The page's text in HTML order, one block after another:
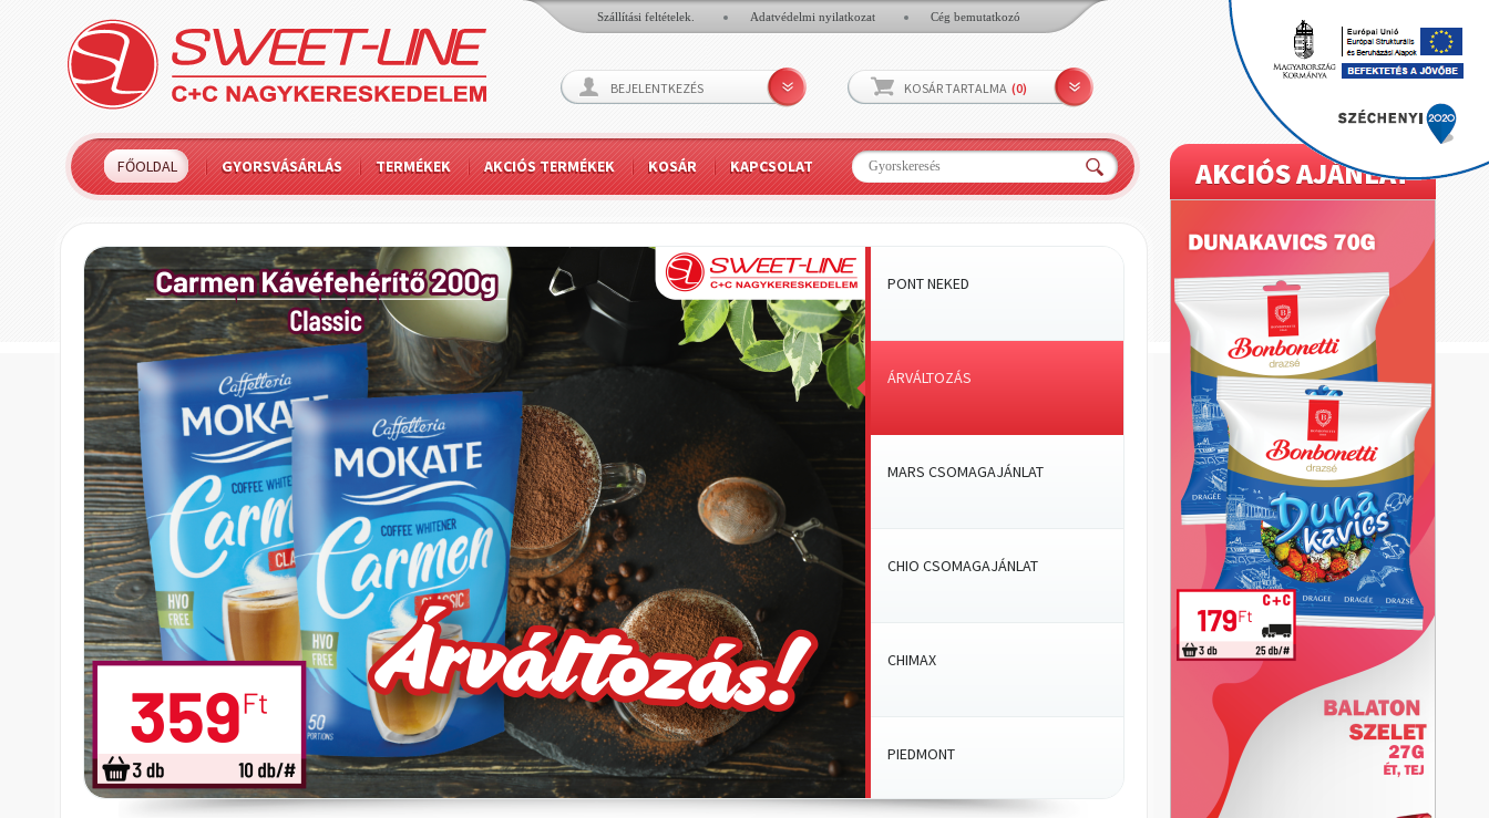
Szállítási feltételek. Adatvédelmi nyilatkozat Cég bemutatkozó
BEJELENTKEZÉS KOSÁR TARTALMA (0)
FŐOLDAL GYORSVÁSÁRLÁS TERMÉKEK AKCIÓS TERMÉKEK KOSÁR KAPCSOLAT AKCIÓS AJÁNLAT
PONT NEKED
ÁRVÁLTOZÁS
MARS CSOMAGAJÁNLAT
CHIO CSOMAGAJÁNLAT
CHIMAX
PIEDMONT